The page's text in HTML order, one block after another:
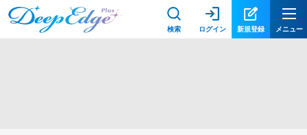
検索 ログイン 新規登録 メニュー